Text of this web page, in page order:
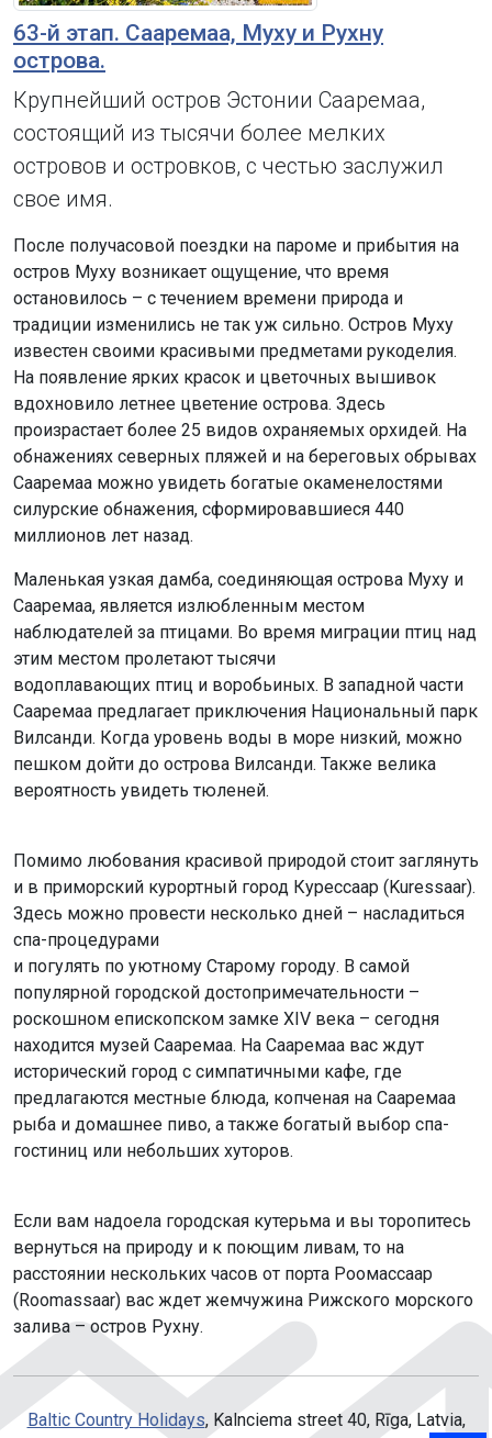
63-й этап. Сааремаа, Муху и Рухну
острова.
Крупнейший остров Эстонии Сааремаа,
состоящий из тысячи более мелких
островов и островков, с честью заслужил
свое имя.
После получасовой поездки на пароме и прибытия на
остров Муху возникает ощущение, что время
остановилось – с течением времени природа и
традиции изменились не так уж сильно. Остров Муху
известен своими красивыми предметами рукоделия.
На появление ярких красок и цветочных вышивок
вдохновило летнее цветение острова. Здесь
произрастает более 25 видов охраняемых орхидей. На
обнажениях северных пляжей и на береговых обрывах
Сааремаа можно увидеть богатые окаменелостями
силурские обнажения, сформировавшиеся 440
миллионов лет назад.
Маленькая узкая дамба, соединяющая острова Муху и
Сааремаа, является излюбленным местом
наблюдателей за птицами. Во время миграции птиц над
этим местом пролетают тысячи
водоплавающих птиц и воробьиных. В западной части
Сааремаа предлагает приключения Национальный парк
Вилсанди. Когда уровень воды в море низкий, можно
пешком дойти до острова Вилсанди. Также велика
вероятность увидеть тюленей.
Помимо любования красивой природой стоит заглянуть
и в приморский курортный город Курессаар (Kuressaar).
Здесь можно провести несколько дней – насладиться
спа-процедурами
и погулять по уютному Старому городу. В самой
популярной городской достопримечательности –
роскошном епископском замке XIV века – сегодня
находится музей Сааремаа. На Сааремаа вас ждут
исторический город с симпатичными кафе, где
предлагаются местные блюда, копченая на Сааремаа
рыба и домашнее пиво, а также богатый выбор спа-
гостиниц или небольших хуторов.
Если вам надоела городская кутерьма и вы торопитесь
вернуться на природу и к поющим ливам, то на
расстоянии нескольких часов от порта Роомассаар
(Roomassaar) вас ждет жемчужина Рижского морского
залива – остров Рухну.
Baltic Country Holidays, Kalnciema street 40, Rīga, Latvia,